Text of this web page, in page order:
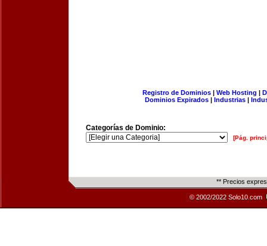
Registro de Dominios| Web Hosting |
Dominios Expirados | Industrias |
Categorías de Dominio:
[Pág.
** Precios
© 2002/2022 Solo10.com